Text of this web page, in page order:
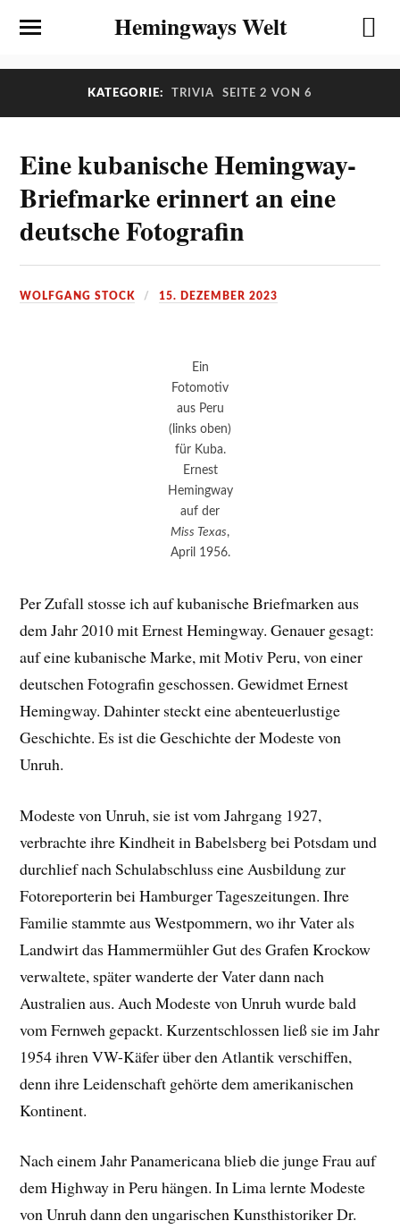
Hemingways Welt
KATEGORIE: TRIVIA SEITE 2 VON 6
Eine kubanische Hemingway-
Briefmarke erinnert an eine
deutsche Fotografin
WOLFGANG STOCK 15. DEZEMBER 2023
Ein
Fotomotiv
aus Peru
(links oben)
für Kuba.
Ernest
Hemingway
auf der
Miss Texas,
April 1956.
Per Zufall stosse ich auf kubanische Briefmarken aus
dem Jahr 2010 mit Ernest Hemingway. Genauer gesagt:
auf eine kubanische Marke, mit Motiv Peru, von einer
deutschen Fotografin geschossen. Gewidmet Ernest
Hemingway. Dahinter steckt eine abenteuerlustige
Geschichte. Es ist die Geschichte der Modeste von
Unruh.
Modeste von Unruh, sie ist vom Jahrgang 1927,
verbrachte ihre Kindheit in Babelsberg bei Potsdam und
durchlief nach Schulabschluss eine Ausbildung zur
Fotoreporterin bei Hamburger Tageszeitungen. Ihre
Familie stammte aus Westpommern, wo ihr Vater als
Landwirt das Hammermühler Gut des Grafen Krockow
verwaltete, später wanderte der Vater dann nach
Australien aus. Auch Modeste von Unruh wurde bald
vom Fernweh gepackt. Kurzentschlossen ließ sie im Jahr
1954 ihren VW-Käfer über den Atlantik verschiffen,
denn ihre Leidenschaft gehörte dem amerikanischen
Kontinent.
Nach einem Jahr Panamericana blieb die junge Frau auf
dem Highway in Peru hängen. In Lima lernte Modeste
von Unruh dann den ungarischen Kunsthistoriker Dr.